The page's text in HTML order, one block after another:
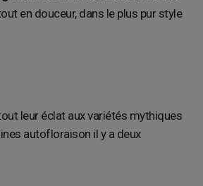
en douceur, dans le plus pur style
leur éclat aux variétés mythiques
autofloraison il y a deux